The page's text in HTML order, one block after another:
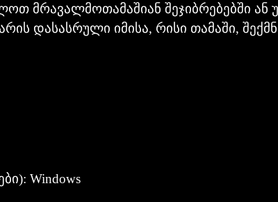
მრავალმოთამაშიან შეჯიბრებებში
დასასრული იმისა, რისი თამაში,
Windows